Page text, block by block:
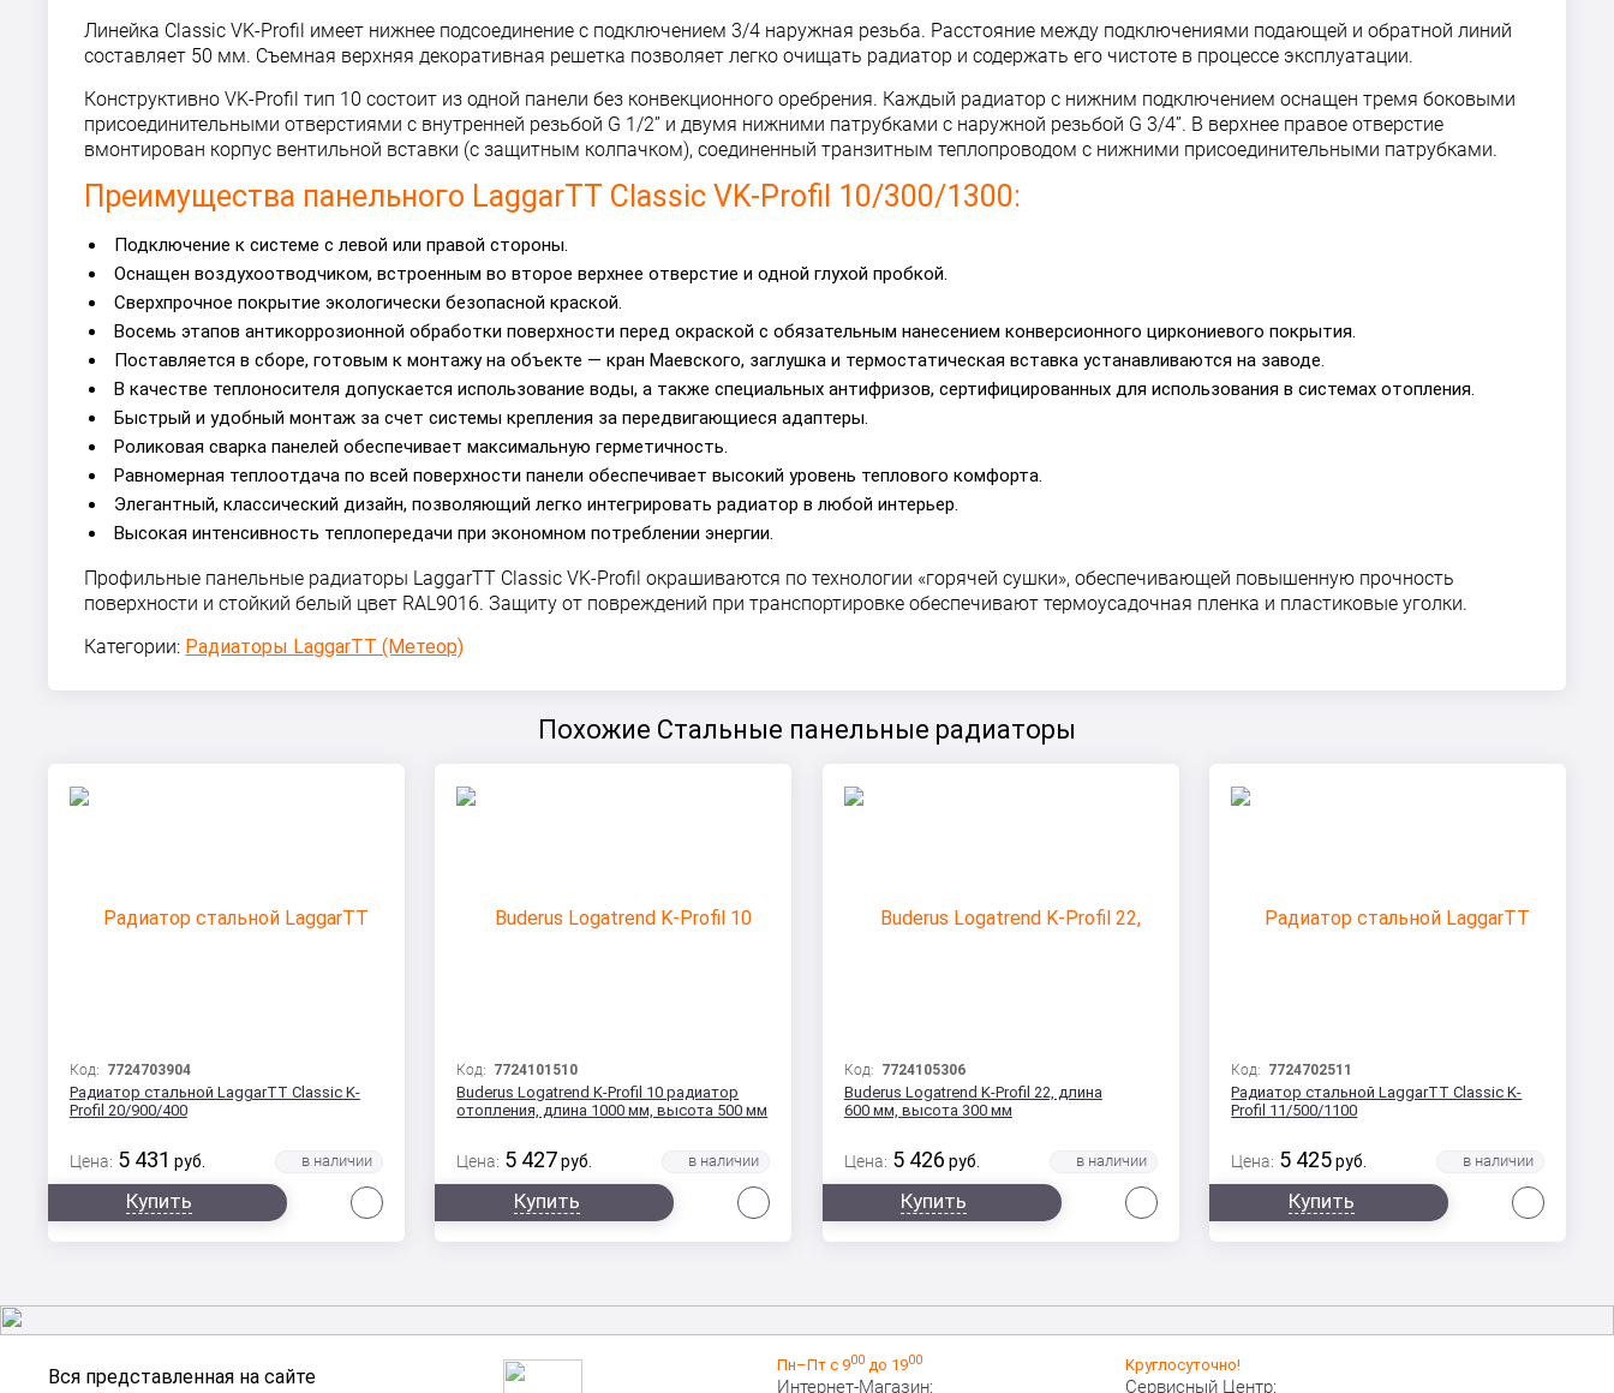
Линейка Classic VK-Profil имеет нижнее подсоединение с подключением 3/4 наружная резьба. Расстояние между подключениями подающей и обратной линий
составляет 50 мм. Съемная верхняя декоративная решетка позволяет легко очищать радиатор и содержать его чистоте в процессе эксплуатации.
Конструктивно VK-Profil тип 10 состоит из одной панели без конвекционного оребрения. Каждый радиатор с нижним подключением оснащен тремя боковыми
присоединительными отверстиями с внутренней резьбой G 1/2” и двумя нижними патрубками с наружной резьбой G 3/4”. В верхнее правое отверстие
вмонтирован корпус вентильной вставки (с защитным колпачком), соединенный транзитным теплопроводом с нижними присоединительными патрубками.
Преимущества панельного LaggarTT Classic VK-Profil 10/300/1300:
Подключение к системе с левой или правой стороны.
Оснащен воздухоотводчиком, встроенным во второе верхнее отверстие и одной глухой пробкой.
Сверхпрочное покрытие экологически безопасной краской.
Восемь этапов антикоррозионной обработки поверхности перед окраской с обязательным нанесением конверсионного циркониевого покрытия.
Поставляется в сборе, готовым к монтажу на объекте — кран Маевского, заглушка и термостатическая вставка устанавливаются на заводе.
В качестве теплоносителя допускается использование воды, а также специальных антифризов, сертифицированных для использования в системах отопления.
Быстрый и удобный монтаж за счет системы крепления за передвигающиеся адаптеры.
Роликовая сварка панелей обеспечивает максимальную герметичность.
Равномерная теплоотдача по всей поверхности панели обеспечивает высокий уровень теплового комфорта.
Элегантный, классический дизайн, позволяющий легко интегрировать радиатор в любой интерьер.
Высокая интенсивность теплопередачи при экономном потреблении энергии.
Профильные панельные радиаторы LaggarTT Classic VK-Profil окрашиваются по технологии «горячей сушки», обеспечивающей повышенную прочность
поверхности и стойкий белый цвет RAL9016. Защиту от повреждений при транспортировке обеспечивают термоусадочная пленка и пластиковые уголки.
Категории: Радиаторы LaggarTT (Метеор)
Похожие Стальные панельные радиаторы
Код: 7724703904
Радиатор стальной LaggarTT Classic K-
Profil 20/900/400
Цена: 5 431 руб.
Купить
Код: 7724101510
Buderus Logatrend K-Profil 10 радиатор
отопления, длина 1000 мм, высота 500 мм
Цена: 5 427 руб.
Купить
Код: 7724105306
Buderus Logatrend K-Profil 22, длина
600 мм, высота 300 мм
Цена: 5 426 руб.
Купить
Код: 7724702511
Радиатор стальной LaggarTT Classic K-
Profil 11/500/1100
Цена: 5 425 руб.
Купить
Вся представленная на сайте
Пн–Пт с 900до 1900
Интернет-Магазин:
Круглосуточно!
Сервисный Центр: